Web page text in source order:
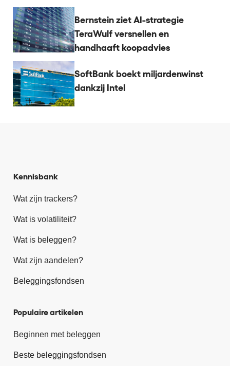
Bernstein ziet AI-strategie
TeraWulf versnellen en
handhaaft koopadvies
SoftBank boekt miljardenwinst
dankzij Intel
Kennisbank
Wat zijn trackers?
Wat is volatiliteit?
Wat is beleggen?
Wat zijn aandelen?
Beleggingsfondsen
Populaire artikelen
Beginnen met beleggen
Beste beleggingsfondsen